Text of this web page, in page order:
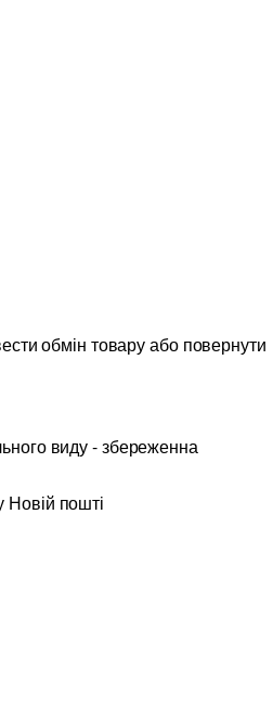
обмін товару або повернути
виду - збереженна
пошті